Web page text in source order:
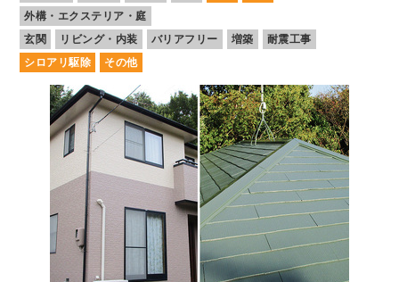
外構・エクステリア・庭
玄関
リビング・内装 バリアフリー 増築
耐震工事
シロアリ駆除
その他